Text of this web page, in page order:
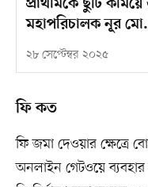
প্রাথমিকে ছুটি
মহাপরিচালক নূর
২৮ সেপ্টেম্বর ২০২৫
ফি কত
ফি জমা দেওয়ার ক্ষেত্রে
অনলাইন গেটওয়ে ব্যবহার